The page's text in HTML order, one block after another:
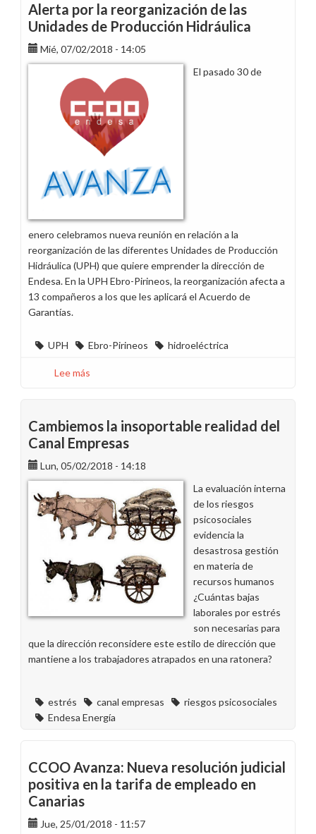
Alerta por la reorganización de las
Unidades de Producción Hidráulica
Mié, 07/02/2018 - 14:05
El pasado 30 de
enero celebramos nueva reunión en relación a la
reorganización de las diferentes Unidades de Producción
Hidráulica (UPH) que quiere emprender la dirección de
Endesa. En la UPH Ebro-Pirineos, la reorganización afecta a
13 compañeros a los que les aplicará el Acuerdo de
Garantías.
UPH Ebro-Pirineos hidroeléctrica
Lee más
reorganización
de
las
Unidades
de
Producción
Hidráulica
Cambiemos la insoportable realidad del
Canal Empresas
Lun, 05/02/2018 - 14:18
La evaluación interna
de los riesgos
psicosociales
evidencia la
desastrosa gestión
en materia de
recursos humanos
¿Cuántas bajas
laborales por estrés
son necesarias para
que la dirección reconsidere este estilo de dirección que
mantiene a los trabajadores atrapados en una ratonera?
estrés canal empresas
riesgos psicosociales
Endesa Energía
CCOO Avanza: Nueva resolución judicial
positiva en la tarifa de empleado en
Canarias
Jue, 25/01/2018 - 11:57